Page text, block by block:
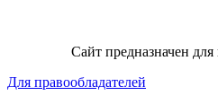
Сайт предназначен для
Для правообладателей